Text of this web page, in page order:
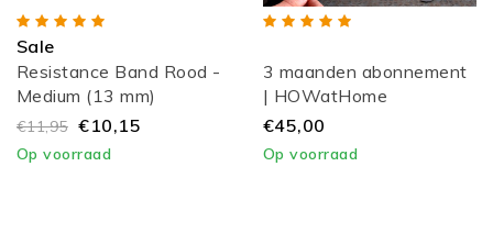
Sale
Resistance Band Rood -
Medium (13 mm)
€11,95 €10,15
Op voorraad
3 maanden abonnement
| HOWatHome
€45,00
Op voorraad